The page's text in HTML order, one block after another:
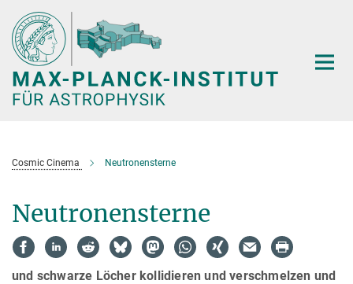
Hauptinhalt
Cosmic Cinema Neutronensterne
Neutronensterne
und schwarze Löcher kollidieren und verschmelzen und